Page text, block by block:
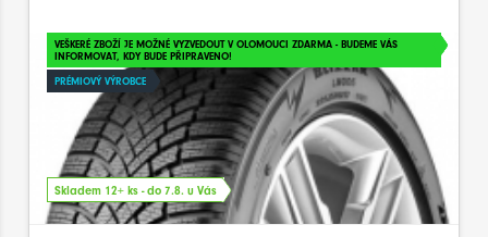
VEŠKERÉ ZBOŽÍ JE MOŽNÉ VYZVEDOUT V OLOMOUCI ZDARMA - BUDEME VÁS
INFORMOVAT, KDY BUDE PŘIPRAVENO!
PRÉMIOVÝ VÝROBCE
Skladem 12+ ks - do 7.8. u Vás